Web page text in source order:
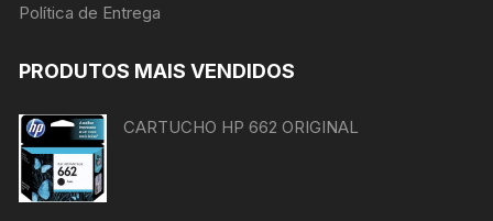
Política de Entrega
PRODUTOS MAIS VENDIDOS
CARTUCHO HP 662 ORIGINAL